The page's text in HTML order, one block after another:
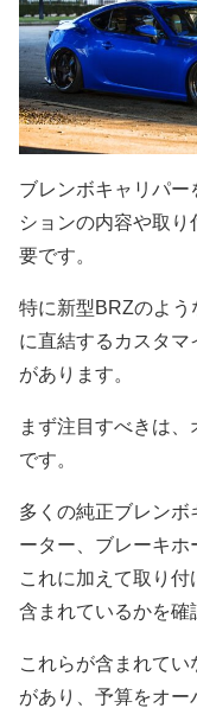
ブレンボキャリパ
ションの内容や取
要です。
特に新型BRZのよう
に直結するカスタ
があります。
まず注目すべきは
です。
多くの純正ブレンボ
ーター、ブレーキホ
これに加えて取り
含まれているかを確
これらが含まれて
があり、予算をオー